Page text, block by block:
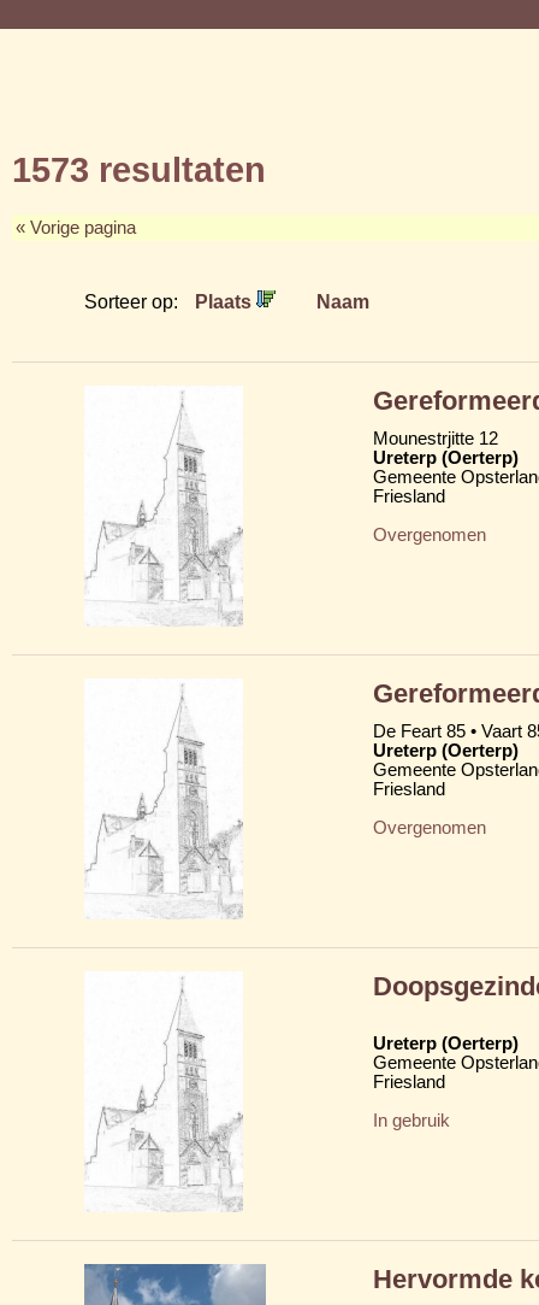
1573 resultaten
« Vorige pagina
Sorteer op: Plaats Naam
Mounestrjitte 12
Ureterp (Oerterp)
Gemeente
Friesland
Overgenomen
De Feart 85 • Vaart
Ureterp (Oerterp)
Gemeente
Friesland
Overgenomen
Ureterp (Oerterp)
Gemeente
Friesland
In gebruik
Hervormde